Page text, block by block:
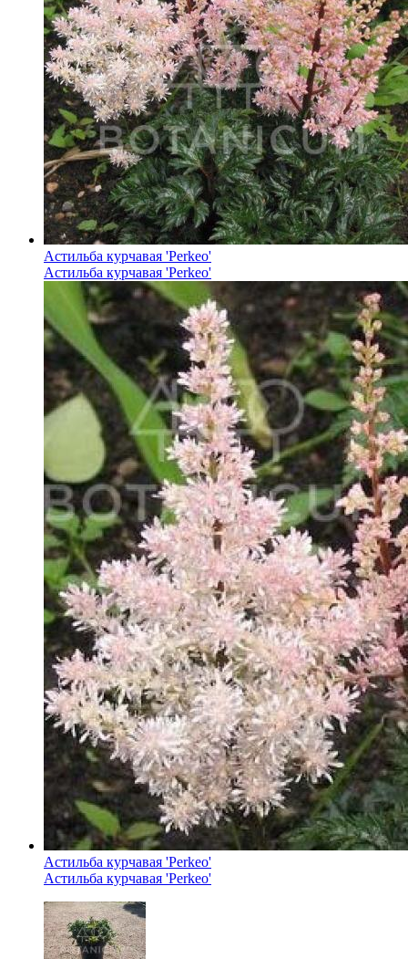
Астильба курчавая 'Perkeo'
Астильба курчавая 'Perkeo'
Астильба курчавая 'Perkeo'
Астильба курчавая 'Perkeo'